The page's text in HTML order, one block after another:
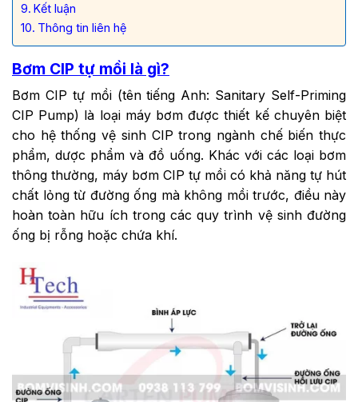
Kết luận
Thông tin liên hệ
Bơm CIP tự mồi là gì?
Bơm CIP tự mồi (tên tiếng Anh: Sanitary Self-Priming
CIP Pump) là loại máy bơm được thiết kế chuyên biệt
cho hệ thống vệ sinh CIP trong ngành chế biến thực
phẩm, dược phẩm và đồ uống. Khác với các loại bơm
thông thường, máy bơm CIP tự mồi có khả năng tự hút
chất lỏng từ đường ống mà không mồi trước, điều này
hoàn toàn hữu ích trong các quy trình vệ sinh đường
ống bị rỗng hoặc chứa khí.